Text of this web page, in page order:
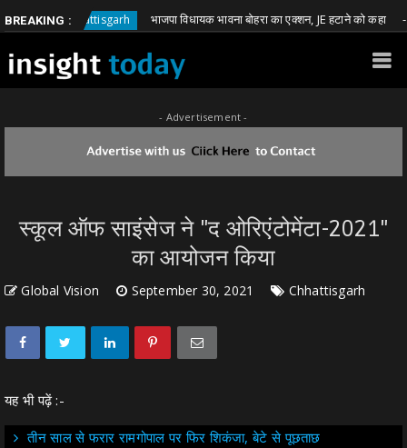
BREAKING :
Chhattisgarh भाजपा विधायक भावना बोहरा का एक्शन, JE हटाने को कहा
- Advertisement -
स्कूल ऑफ साइंसेज ने "द ओरिएंटोमेंटा-2021"
का आयोजन किया
Global Vision September 30, 2021 Chhattisgarh
यह भी पढ़ें :-
तीन साल से फरार रामगोपाल पर फिर शिकंजा, बेटे से पूछताछ